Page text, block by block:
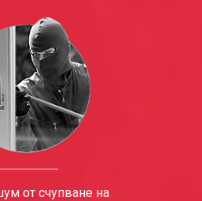
от счупване на